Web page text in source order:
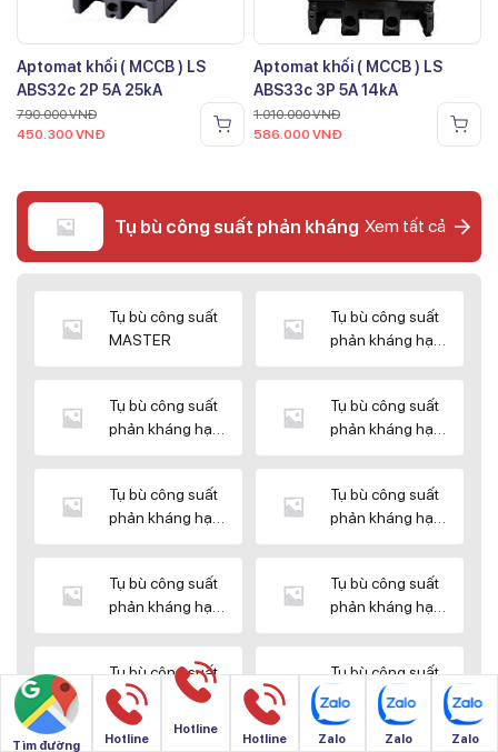
Aptomat khối ( MCCB ) LS
ABS32c 2P 5A 25kA
790.000VNĐ
450.300 VNĐ
Aptomat khối ( MCCB ) LS
ABS33c 3P 5A 14kA
1.010.000VNĐ
586.000 VNĐ
Tụ bù công suất phản kháng Xem tất cả
Tụ bù công suất
MASTER
Tụ bù công suất
phản kháng hạ
Tụ bù công suất
phản kháng hạ
Tụ bù công suất
phản kháng hạ
Tụ bù công suất
phản kháng hạ
Tụ bù công suất
phản kháng hạ
Tụ bù công suất
phản kháng hạ
Tụ bù công suất
phản kháng hạ
Tụ bù công suất
phản kháng hạ
thế SHIZUKI
Tụ bù công suất
phản kháng hạ
thế SINO
Tìm đường Hotline
Hotline
Hotline Zalo Zalo Zalo